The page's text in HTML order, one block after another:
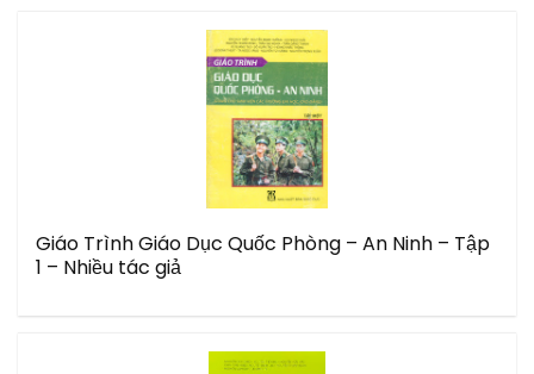
Giáo Trình Giáo Dục Quốc Phòng – An Ninh – Tập
1 – Nhiều tác giả